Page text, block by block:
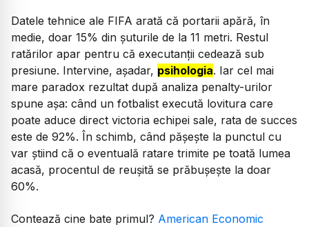
Datele tehnice ale FIFA arată că portarii apără, în
medie, doar 15% din șuturile de la 11 metri. Restul
ratărilor apar pentru că executanții cedează sub
presiune. Intervine, așadar, psihologia. Iar cel mai
mare paradox rezultat după analiza penalty-urilor
spune așa: când un fotbalist execută lovitura care
poate aduce direct victoria echipei sale, rata de succes
este de 92%. În schimb, când pășește la punctul cu
var știind că o eventuală ratare trimite pe toată lumea
acasă, procentul de reușită se prăbușește la doar
60%.
Contează cine bate primul? American Economic